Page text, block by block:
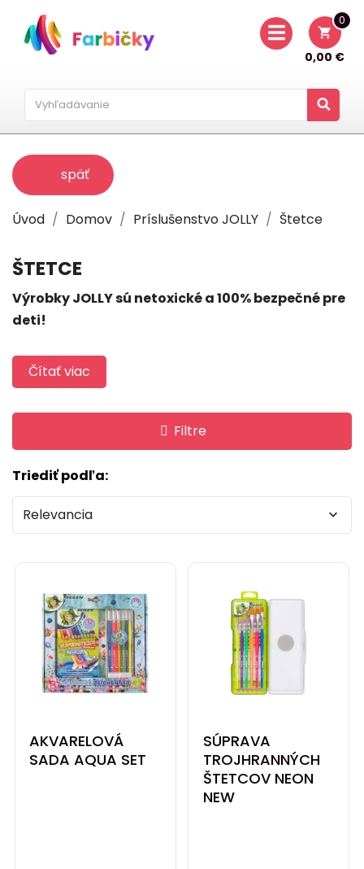
shopping_cart
0
0,00 €
späť
Úvod Domov Príslušenstvo JOLLY Štetce
ŠTETCE
Výrobky JOLLY sú netoxické a 100% bezpečné pre
deti!
Čítať viac
Filtre
Triediť podľa:
Relevancia 
AKVARELOVÁ
SADA AQUA SET
SÚPRAVA
TROJHRANNÝCH
ŠTETCOV NEON
NEW